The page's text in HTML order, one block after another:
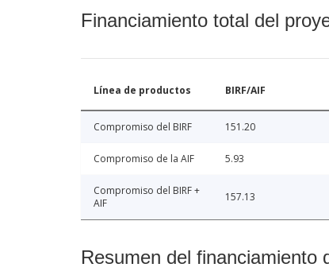
Financiamiento total del
Línea de productos BIRF/AIF
Compromiso del BIRF 151.20
Compromiso de la AIF 5.93
Compromiso del BIRF +
AIF
157.13
Resumen del financiamiento